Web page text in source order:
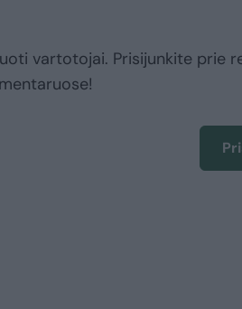
vartotojai. Prisijunkite prie